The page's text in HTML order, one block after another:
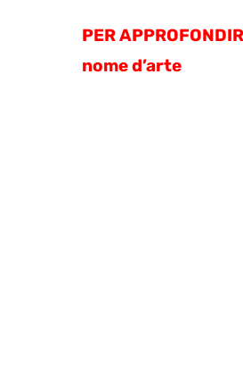
PER
nome d’arte